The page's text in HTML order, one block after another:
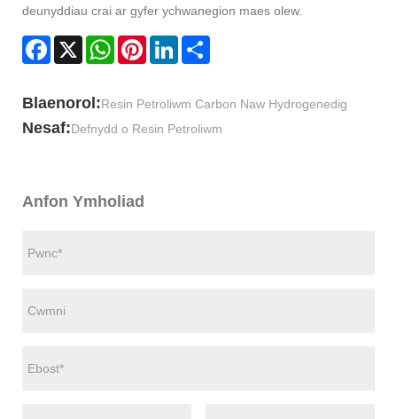
deunyddiau crai ar gyfer ychwanegion maes olew.
Facebook
X WhatsAppPinterestLinkedIn
Blaenorol:Resin Petroliwm Carbon Naw Hydrogenedig
Nesaf:Defnydd o Resin Petroliwm
Anfon Ymholiad